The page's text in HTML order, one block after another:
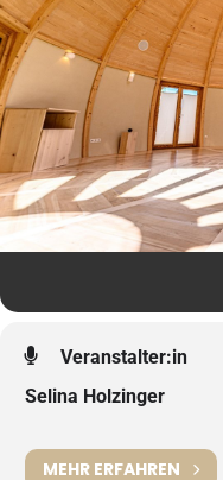
Veranstalter:in
Selina Holzinger
MEHR ERFAHREN